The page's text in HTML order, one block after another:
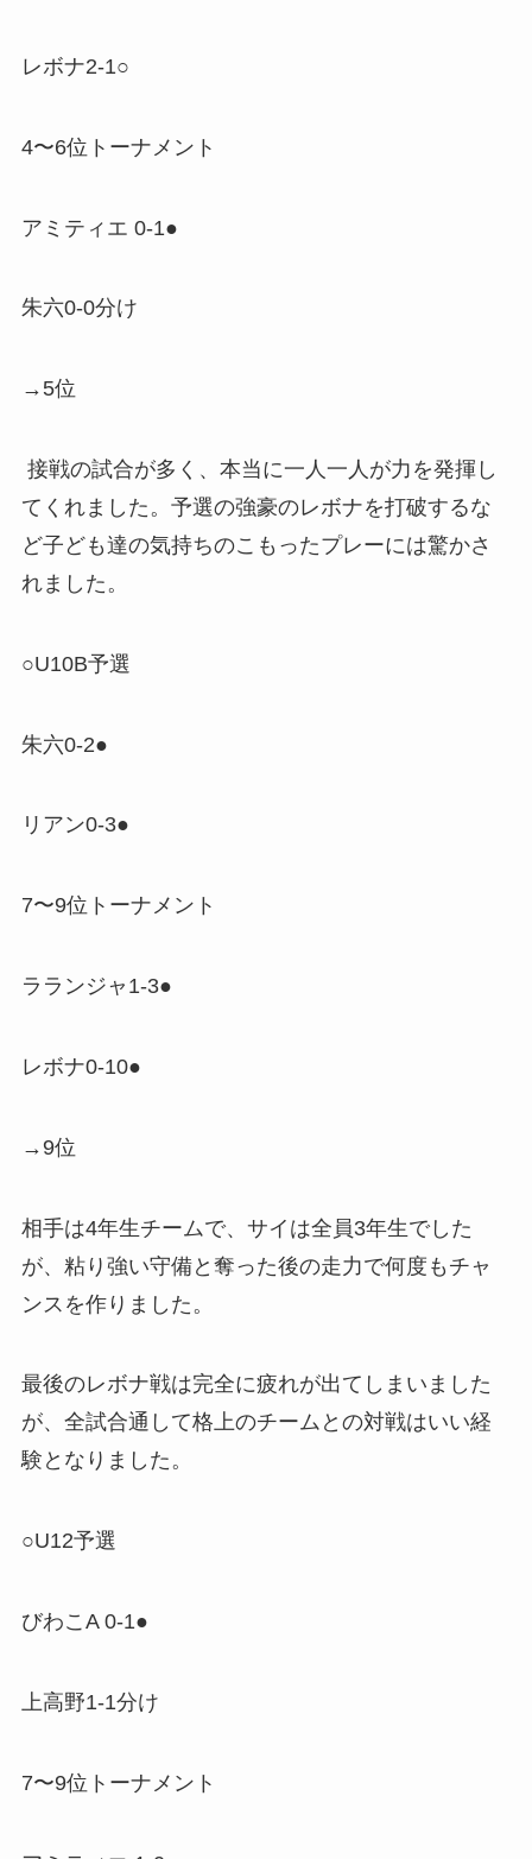
レボナ2-1○
4〜6位トーナメント
アミティエ 0-1●
朱六0-0分け
→5位
接戦の試合が多く、本当に一人一人が力を発揮し
てくれました。予選の強豪のレボナを打破するな
ど子ども達の気持ちのこもったプレーには驚かさ
れました。
○U10B予選
朱六0-2●
リアン0-3●
7〜9位トーナメント
ラランジャ1-3●
レボナ0-10●
→9位
相手は4年生チームで、サイは全員3年生でした
が、粘り強い守備と奪った後の走力で何度もチャ
ンスを作りました。
最後のレボナ戦は完全に疲れが出てしまいました
が、全試合通して格上のチームとの対戦はいい経
験となりました。
○U12予選
びわこA 0-1●
上高野1-1分け
7〜9位トーナメント